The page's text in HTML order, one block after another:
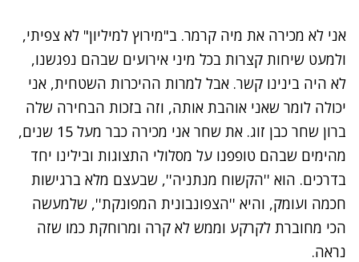
אני לא מכירה את מיה קרמר. ב"מירוץ למיליון" לא צפיתי,
ולמעט שיחות קצרות בכל מיני אירועים שבהם נפגשנו,
לא היה בינינו קשר. אבל למרות ההיכרות השטחית, אני
יכולה לומר שאני אוהבת אותה, וזה בזכות הבחירה שלה
ברון שחר כבן זוג
. את שחר אני מכירה כבר מעל 15 שנים,
מהימים שבהם טופפנו על מסלולי התצוגות ובילינו יחד
בדרכים. הוא ''הקשוח מנתניה'', שבעצם מלא ברגישות
חכמה ועומק, והיא ''הצפונבונית המפונקת'', שלמעשה
הכי מחוברת לקרקע וממש לא קרה ומרוחקת כמו שזה
נראה.